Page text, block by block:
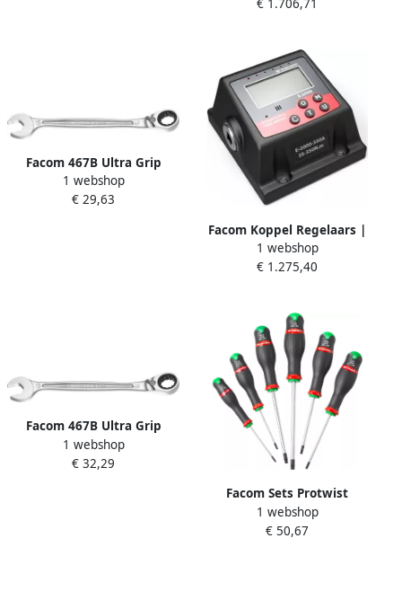
Hoek met Ratel | 3 4" |
€ 1.706,71
Facom 467B Ultra Grip
Ratelringsteeksleutels |
Metrische Maten 467B.11PB
1 webshop
€ 29,63
Facom Koppel Regelaars |
350 Nm E.2000-350A
1 webshop
€ 1.275,40
Facom 467B Ultra Grip
Ratelringsteeksleutels |
Metrische Maten 467B.19PB
1 webshop
€ 32,29
Facom Sets Protwist
Schroevendraaiers ATX.J6PB
1 webshop
€ 50,67